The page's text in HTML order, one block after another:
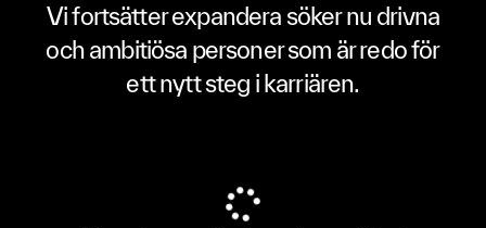
Vi fortsätter expandera söker nu drivna
och ambitiösa personer som är redo för
ett nytt steg i karriären.